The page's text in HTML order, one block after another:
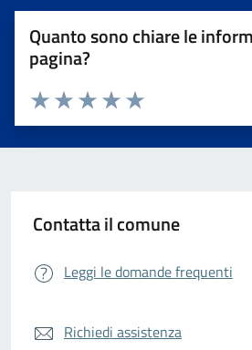
Quanto sono chiare le
pagina?
Valuta da 1 a 5 stelle la pagina
Valuta 5 stelle su 5
Valuta 4 stelle su 5
Valuta 3 stelle su 5
Valuta 2 stelle su 5
Valuta 1 stelle su 5
Contatta il comune
Leggi le domande frequenti
Richiedi assistenza